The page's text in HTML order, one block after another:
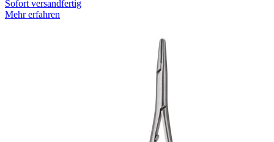
Sofort versandfertig
Mehr erfahren